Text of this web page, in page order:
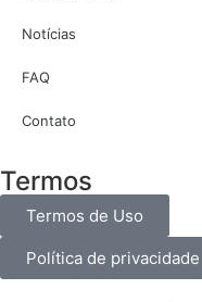
Notícias
FAQ
Contato
Termos
Termos de Uso
Política de privacidade